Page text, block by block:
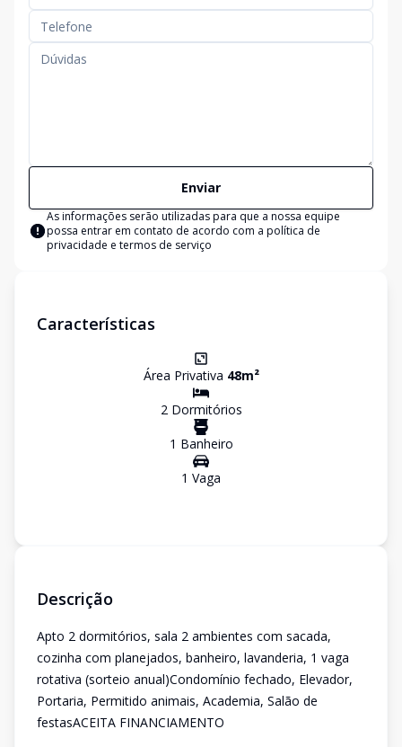
Enviar
As informações serão utilizadas para que a nossa equipe
possa entrar em contato de acordo com a política de
privacidade e termos de serviço
Características
Área Privativa 48m²
2Dormitórios
1 Banheiro
1 Vaga
Descrição
Apto 2 dormitórios, sala 2 ambientes com sacada,
cozinha com planejados, banheiro, lavanderia, 1 vaga
rotativa (sorteio anual)Condomínio fechado, Elevador,
Portaria, Permitido animais, Academia, Salão de
festasACEITA FINANCIAMENTO